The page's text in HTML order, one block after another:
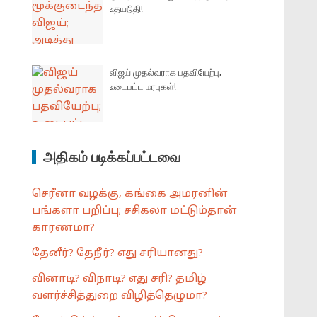
உதயநிதி!
விஜய் முதல்வராக பதவியேற்பு;
உடைபட்ட மரபுகள்!
அதிகம் படிக்கப்பட்டவை
செரீனா வழக்கு, கங்கை அமரனின்
பங்களா பறிப்பு; சசிகலா மட்டும்தான்
காரணமா?
தேனீர்? தேநீர்? எது சரியானது?
வினாடி? விநாடி? எது சரி? தமிழ்
வளர்ச்சித்துறை விழித்தெழுமா?